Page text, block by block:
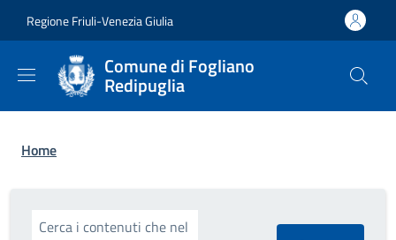
Regione Friuli-Venezia Giulia
Comune di Fogliano
Redipuglia
Briciole di pane
Home
Cerca i contenuti che nel